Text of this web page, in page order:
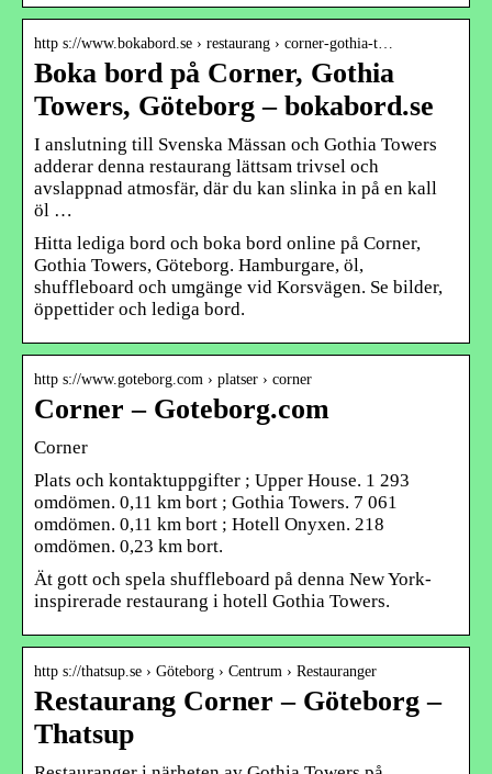
http s://www.bokabord.se › restaurang › corner-gothia-t…
Boka bord på Corner, Gothia
Towers, Göteborg – bokabord.se
I anslutning till Svenska Mässan och Gothia Towers
adderar denna restaurang lättsam trivsel och
avslappnad atmosfär, där du kan slinka in på en kall
öl …
Hitta lediga bord och boka bord online på Corner,
Gothia Towers, Göteborg. Hamburgare, öl,
shuffleboard och umgänge vid Korsvägen. Se bilder,
öppettider och lediga bord.
http s://www.goteborg.com › platser › corner
Corner – Goteborg.com
Corner
Plats och kontaktuppgifter ; Upper House. 1 293
omdömen. 0,11 km bort ; Gothia Towers. 7 061
omdömen. 0,11 km bort ; Hotell Onyxen. 218
omdömen. 0,23 km bort.
Ät gott och spela shuffleboard på denna New York-
inspirerade restaurang i hotell Gothia Towers.
http s://thatsup.se › Göteborg › Centrum › Restauranger
Restaurang Corner – Göteborg –
Thatsup